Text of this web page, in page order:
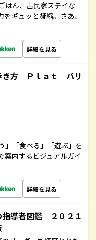
はん、古民家ステイな
ギュッと凝縮。さあ、
詳細を見る
き方 Ｐｌａｔ パリ
」「食べる」「遊ぶ」を
案内するビジュアルガイ
詳細を見る
導者図鑑 ２０２１